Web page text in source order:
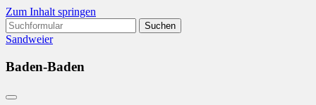
Zum Inhalt springen
Suchen
nach:
Sandweier
Baden-Baden